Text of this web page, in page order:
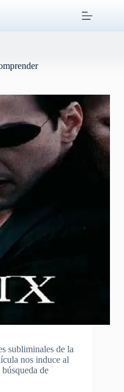
subliminales de la
nos induce al
de